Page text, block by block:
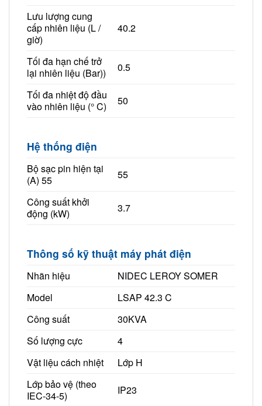
Lưu lượng cung
cấp nhiên liệu (L /
giờ)
40.2
Tối đa hạn chế trở
lại nhiên liệu (Bar))
0.5
Tối đa nhiệt độ đầu
vào nhiên liệu (° C)
50
Hệ thống điện
Bộ sạc pin hiện tại
(A) 55
55
Công suất khởi
động (kW)
3.7
Thông số kỹ thuật máy phát điện
Nhãn hiệu
NIDEC LEROY SOMER
Model
LSAP 42.3 C
Công suất
30KVA
Số lượng cực
4
Vật liệu cách nhiệt
Lớp H
Lớp bảo vệ (theo
IEC-34-5)
IP23